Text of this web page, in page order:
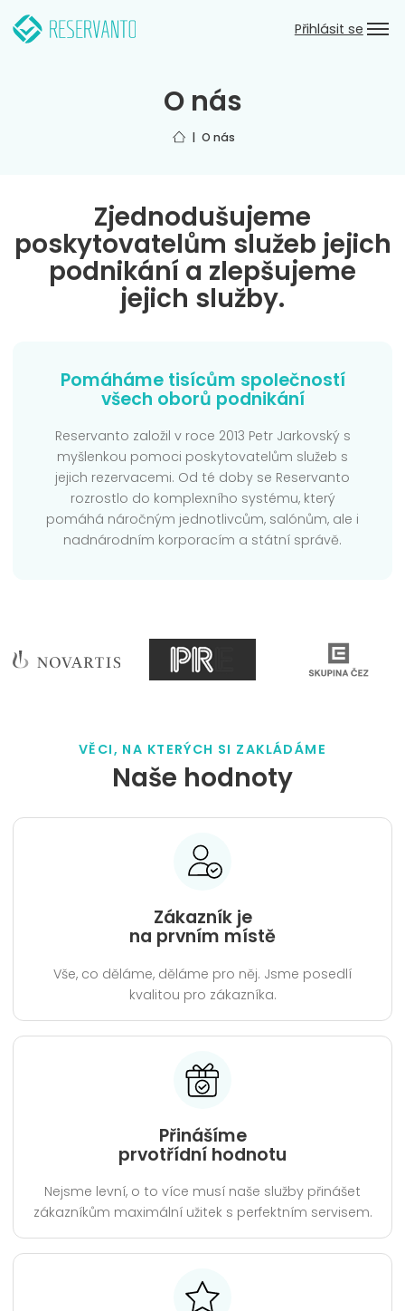
Přihlásit se
O nás
ÚvodO nás
Zjednodušujeme
poskytovatelům služeb jejich
podnikání a zlepšujeme
jejich služby.
Pomáháme tisícům společností
všech oborů podnikání
Reservanto založil v roce 2013 Petr Jarkovský s
myšlenkou pomoci poskytovatelům služeb s
jejich rezervacemi. Od té doby se Reservanto
rozrostlo do komplexního systému, který
pomáhá náročným jednotlivcům, salónům, ale i
nadnárodním korporacím a státní správě.
VĚCI, NA KTERÝCH SI ZAKLÁDÁME
Naše hodnoty
Zákazník je
na prvním místě
Vše, co děláme, děláme pro něj. Jsme posedlí
kvalitou pro zákazníka.
Přinášíme
prvotřídní hodnotu
Nejsme levní, o to více musí naše služby přinášet
zákazníkům maximální užitek s perfektním servisem.